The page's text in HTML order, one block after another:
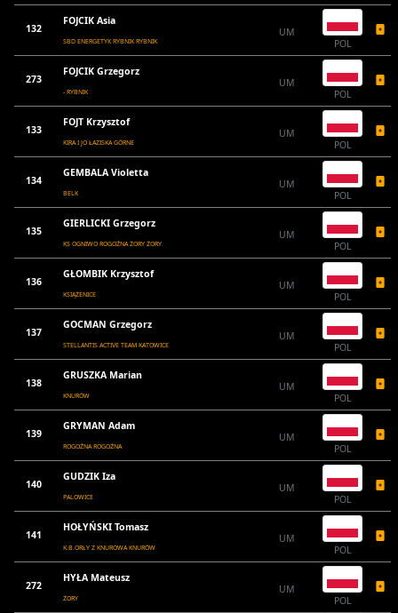
132
FOJCIK Asia
SBD ENERGETYK RYBNIK RYBNIK
UM
POL
273
FOJCIK Grzegorz
- RYBNIK
UM
POL
133
FOJT Krzysztof
KIRA I JO ŁAZISKA GÓRNE
UM
POL
134
GEMBALA Violetta
BELK
UM
POL
135
GIERLICKI Grzegorz
KS OGNIWO ROGOŹNA ŻORY ŻORY
UM
POL
136
GŁOMBIK Krzysztof
KSIĄŻENICE
UM
POL
137
GOCMAN Grzegorz
STELLANTIS ACTIVE TEAM KATOWICE
UM
POL
138
GRUSZKA Marian
KNURÓW
UM
POL
139
GRYMAN Adam
ROGOŹNA ROGOŹNA
UM
POL
140
GUDZIK Iza
PALOWICE
UM
POL
141
HOŁYŃSKI Tomasz
K.B.ORŁY Z KNUROWA KNURÓW
UM
POL
272
HYŁA Mateusz
ŻORY
UM
POL